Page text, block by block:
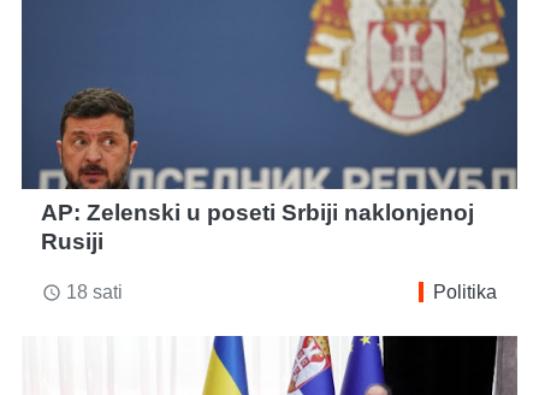
AP: Zelenski u poseti Srbiji naklonjenoj
Rusiji
access_time 18 sati Politika